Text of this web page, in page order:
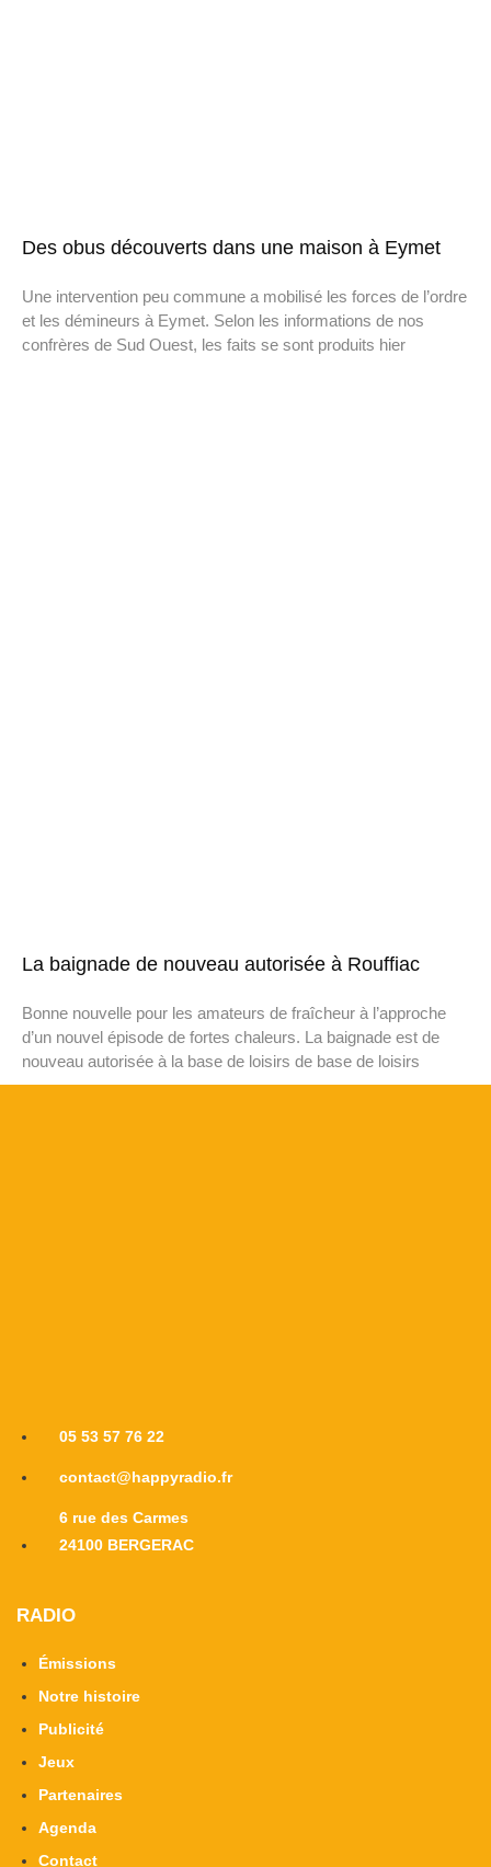
Des obus découverts dans une maison à Eymet
Une intervention peu commune a mobilisé les forces de l’ordre
et les démineurs à Eymet. Selon les informations de nos
confrères de Sud Ouest, les faits se sont produits hier
La baignade de nouveau autorisée à Rouffiac
Bonne nouvelle pour les amateurs de fraîcheur à l’approche
d’un nouvel épisode de fortes chaleurs. La baignade est de
nouveau autorisée à la base de loisirs de base de loisirs
05 53 57 76 22
contact@happyradio.fr
6 rue des Carmes
24100 BERGERAC
RADIO
Émissions
Notre histoire
Publicité
Jeux
Partenaires
Agenda
Contact